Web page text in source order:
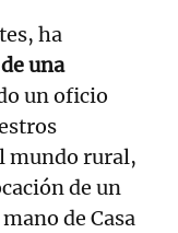
ha
una
un oficio
mundo rural,
de un
de Casa